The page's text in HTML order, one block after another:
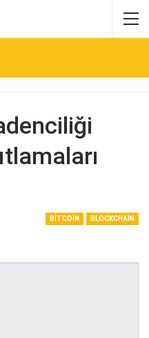
BITCOIN BLOCKCHAIN